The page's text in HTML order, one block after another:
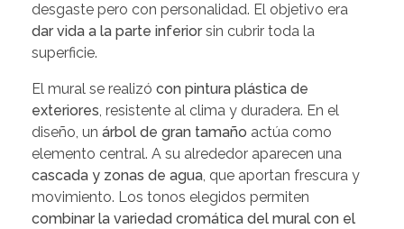
desgaste pero con personalidad. El objetivo era
dar vida a la parte inferior sin cubrir toda la
superficie.
El mural se realizó con pintura plástica de
exteriores, resistente al clima y duradera. En el
diseño, un árbol de gran tamaño actúa como
elemento central. A su alrededor aparecen una
cascada y zonas de agua, que aportan frescura y
movimiento. Los tonos elegidos permiten
combinar la variedad cromática del mural con el